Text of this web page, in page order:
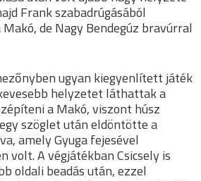
Frank szabadrúgásából
de Nagy Bendegúz bravúrral
ugyan kiegyenlített játék
helyzetet láthattak a
a Makó, viszont húsz
szöglet után eldöntötte a
amely Gyuga fejesével
volt. A végjátékban Csicsely is
oldali beadás után, ezzel